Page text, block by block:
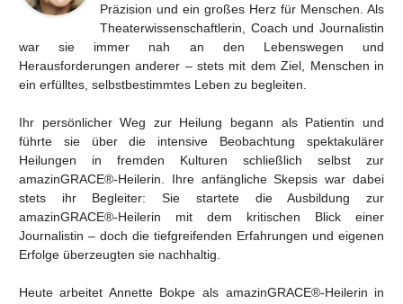
Präzision und ein großes Herz für Menschen. Als
Theaterwissenschaftlerin, Coach und Journalistin
war sie immer nah an den Lebenswegen und
Herausforderungen anderer – stets mit dem Ziel, Menschen in
ein erfülltes, selbstbestimmtes Leben zu begleiten.
Ihr persönlicher Weg zur Heilung begann als Patientin und
führte sie über die intensive Beobachtung spektakulärer
Heilungen in fremden Kulturen schließlich selbst zur
amazinGRACE®-Heilerin. Ihre anfängliche Skepsis war dabei
stets ihr Begleiter: Sie startete die Ausbildung zur
amazinGRACE®-Heilerin mit dem kritischen Blick einer
Journalistin – doch die tiefgreifenden Erfahrungen und eigenen
Erfolge überzeugten sie nachhaltig.
Heute arbeitet Annette Bokpe als amazinGRACE®-Heilerin in